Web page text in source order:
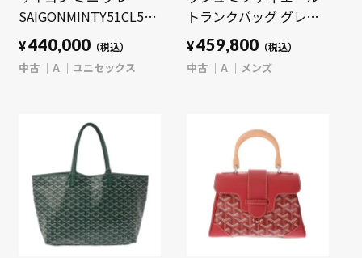
SAIGONMINTY51CL51P
キャンバス/カーフ ユニ
セックス バッグ 【中
古】【bag】
¥440,000 （税込）
中古 A ユニセックス
トランクバッグ グレー
MINA08PMLTY51CL51P
ゴヤールディンキャンバ
ス/クラムシーカウハイ
¥459,800 （税込）
中古 A メンズ